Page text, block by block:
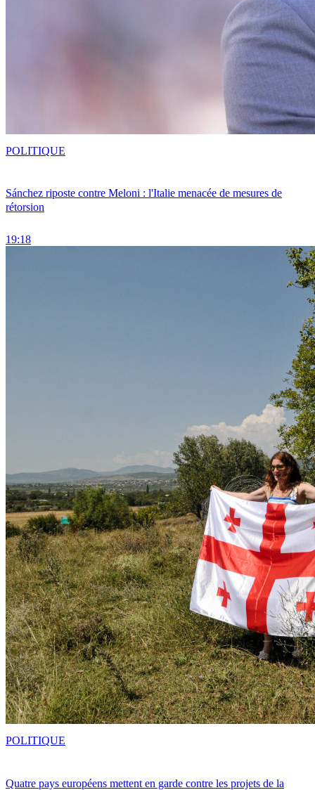
Sánchez riposte contre Meloni : l'Italie menacée de mesures de
rétorsion
19:18
POLITIQUE
Quatre pays européens mettent en garde contre les projets de la
POLITIQUE